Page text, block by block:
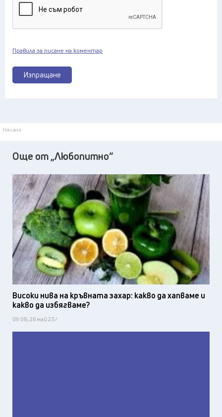
Изпращане
Правила за писане на коментар
Реклама
Още от „Любопитно“
Високи нива на кръвната захар: какво да хапваме и
какво да избягваме?
09:08, 26 май 23 /